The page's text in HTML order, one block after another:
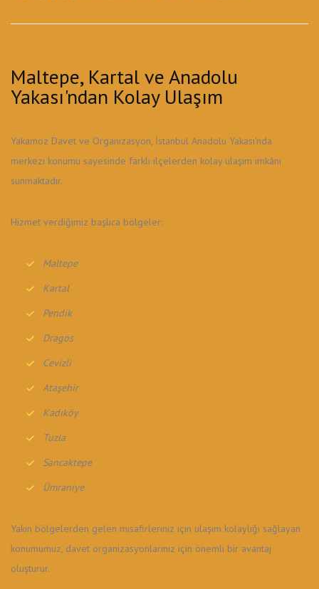
Maltepe, Kartal ve Anadolu
Yakası'ndan Kolay Ulaşım
Yakamoz Davet ve Organizasyon, İstanbul Anadolu Yakası'nda
merkezi konumu sayesinde farklı ilçelerden kolay ulaşım imkânı
sunmaktadır.
Hizmet verdiğimiz başlıca bölgeler:
Maltepe
Kartal
Pendik
Dragos
Cevizli
Ataşehir
Kadıköy
Tuzla
Sancaktepe
Ümraniye
Yakın bölgelerden gelen misafirleriniz için ulaşım kolaylığı sağlayan
konumumuz, davet organizasyonlarınız için önemli bir avantaj
oluşturur.